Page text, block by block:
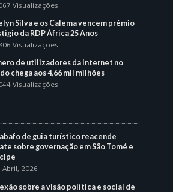
Visualizações
Silva e os Calema vencem prémio
da RDP África 25 Anos
Visualizações
de utilizadores da Internet no
chega aos 4,66 mil milhões
Visualizações
de guia turístico reacende
sobre governação em São Tomé e
Abril, 2026
sobre a visão política e social de